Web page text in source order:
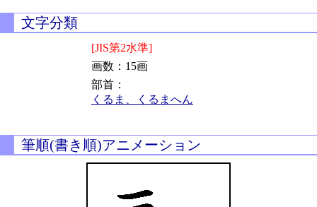
文字分類
[JIS第2水準]
画数：15画
部首：
くるま、くるまへん
筆順(書き順)アニメーション